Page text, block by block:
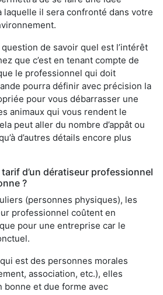
laquelle il sera confronté dans votre
de savoir quel est l’intérêt
que c’est en tenant compte de
le professionnel qui doit
pourra définir avec précision la
pour vous débarrasser une
animaux qui vous rendent le
peut aller du nombre d’appât ou
d’autres détails encore plus
tarif d’un dératiseur professionnel
?
(personnes physiques), les
professionnel coûtent en
pour une entreprise car le
est des personnes morales
association, etc.), elles
bonne et due forme avec